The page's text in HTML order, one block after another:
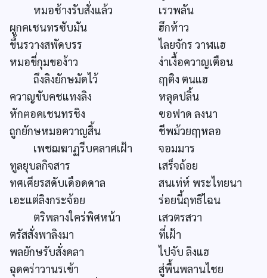
หมอช้างรับสั่งแล้ว
เรวพลัน
ผูกคเชนทรซับมัน
ฮึกห้าว
ขึ้นรวางสพัดบรร
ไลยจักร วาฬแฮ
หมอขี่กุมของ้าว
ง่าเงื้อควาญเตือน
ถึงลิงยักษมัดไว้
ฤๅติง ตนแฮ
ควาญขับคชแทงลิง
หลุดปลิ้น
หักฅอคเชนทรชิง
ฃอฟาด ลงนา
ถูกยักษหมอควาญสิ้น
ชีพม้วยฤๅหลอ
เพชฌฆาฏรีบคลาศเฝ้า
จอมมาร
ทูลยุบลกิจสาร
เสร็จถ้อย
ทศเศียรสดับเดือดดาล
สนเท่ห์ พระไทยนา
เอะแต่ลิงกระจ้อย
ร่อยนี้ฤทธิไฉน
ตริพลางใคร่พิศหน้า
เสวตรสวา
ตรัสสั่งพาลิงมา
ที่เฝ้า
พลยักษรับสั่งคลา
ไปจับ ลิงแฮ
ฉุดคร่าวานรเข้า
สู่พื้นพลานไชย